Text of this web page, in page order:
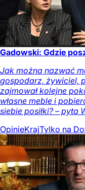
Gadowski: Gdzie
Jak można nazwać
gospodarz, żywiciel,
zajmował kolejne
własne meble i
siebie posiłki? – pyta
OpinieKrajTylko na